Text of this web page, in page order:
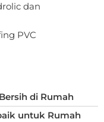
dan
PVC
di Rumah
untuk Rumah